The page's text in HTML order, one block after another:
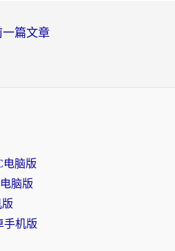
一篇文章
电脑版
脑版
手机版